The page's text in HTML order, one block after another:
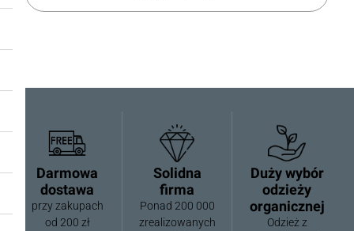
Darmowa
dostawa
przy zakupach
od 200 zł
Solidna
firma
Ponad 200 000
zrealizowanych
Duży wybór
odzieży
organicznej
Odzież z